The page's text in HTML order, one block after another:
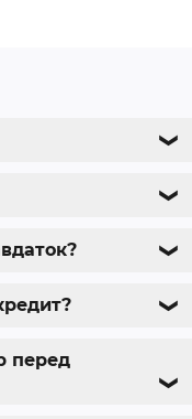
❯
❯
❯
❯
перед
❯